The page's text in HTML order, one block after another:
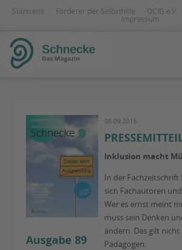
Startseite Förderer der Selbsthilfe DCIG e.V.
Impressum
Ausgabe 89
08.09.2015
Inklusion macht
In der Fachzeitschrift
sich Fachautoren
Wer es ernst meint
muss sein Denken
ändern. Das gilt
Pädagogen.